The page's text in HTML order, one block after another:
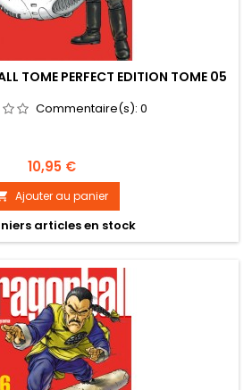
TOME PERFECT EDITION TOME 05
Commentaire(s): 0
Prix
10,95 €
Ajouter au panier
articles en stock